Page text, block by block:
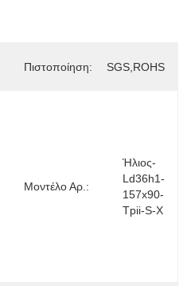
Πιστοποίηση: SGS,ROHS
Μοντέλο Αρ.:
Ήλιος-
Ld36h1-
157x90-
Tpii-S-Χ